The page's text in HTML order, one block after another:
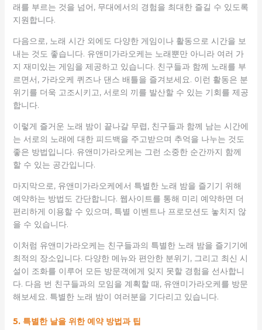
래를 부르는 것을 넘어, 무대에서의 경험을 최대한 즐길 수 있도록
지원합니다.
다음으로, 노래 시간 외에도 다양한 게임이나 활동으로 시간을 보
내는 것도 좋습니다. 유앤미가라오케는 노래뿐만 아니라 여러 가
지 재미있는 게임을 제공하고 있습니다. 친구들과 함께 노래를 부
르면서, 가라오케 퀴즈나 댄스 배틀을 즐겨보세요. 이런 활동은 분
위기를 더욱 고조시키고, 서로의 끼를 발산할 수 있는 기회를 제공
합니다.
이렇게 즐거운 노래 밤이 끝나갈 무렵, 친구들과 함께 남는 시간에
는 서로의 노래에 대한 피드백을 주고받으며 추억을 나누는 것도
좋은 방법입니다. 유앤미가라오케는 그런 소중한 순간까지 함께
할 수 있는 공간입니다.
마지막으로, 유앤미가라오케에서 특별한 노래 밤을 즐기기 위해
예약하는 방법도 간단합니다. 웹사이트를 통해 미리 예약하면 더
편리하게 이용할 수 있으며, 특별 이벤트나 프로모션도 놓치지 않
을 수 있습니다.
이처럼 유앤미가라오케는 친구들과의 특별한 노래 밤을 즐기기에
최적의 장소입니다. 다양한 메뉴와 편안한 분위기, 그리고 최신 시
설이 조화를 이루어 모든 방문객에게 잊지 못할 경험을 선사합니
다. 다음 번 친구들과의 모임을 계획할 때, 유앤미가라오케를 방문
해보세요. 특별한 노래 밤이 여러분을 기다리고 있습니다.
5. 특별한 날을 위한 예약 방법과 팁